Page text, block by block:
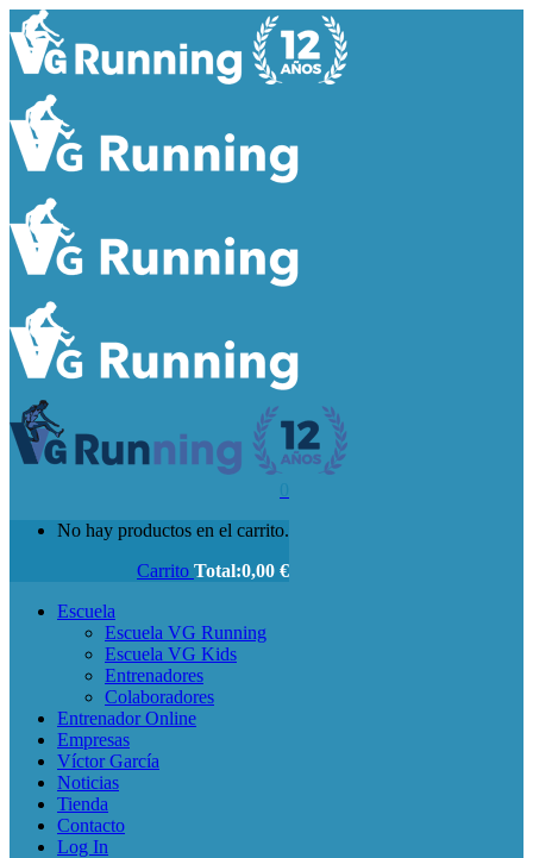
No hay productos en el carrito.
Carrito Total:0,00 €
Escuela
Escuela VG Running
Escuela VG Kids
Entrenadores
Colaboradores
Entrenador Online
Empresas
Víctor García
Noticias
Tienda
Contacto
Log In